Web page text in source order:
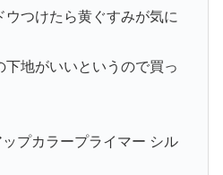
つけたら黄ぐすみが気に
地がいいというので買っ
ップカラープライマー シル